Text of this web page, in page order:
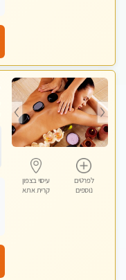
לפרטים
נוספים
עיסוי בצפון
קרית אתא